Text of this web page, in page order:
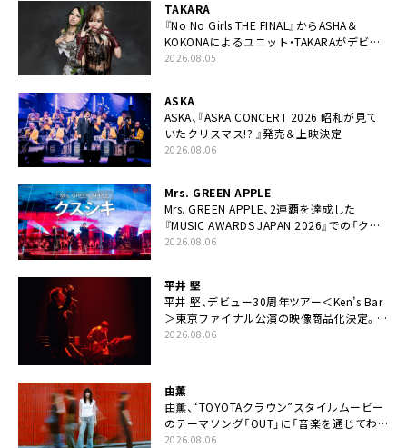
TAKARA
『No No Girls THE FINAL』からASHA＆
KOKONAによるユニット・TAKARAがデビュ
ー
2026.08.05
ASKA
ASKA、『ASKA CONCERT 2026 昭和が見て
いたクリスマス!? 』発売＆上映決定
2026.08.06
Mrs. GREEN APPLE
Mrs. GREEN APPLE、2連覇を達成した
『MUSIC AWARDS JAPAN 2026』での「クス
シキ」ライブパフォーマンスをYouTube公開
2026.08.06
平井 堅
平井 堅、デビュー30周年ツアー＜Ken’s Bar
＞東京ファイナル公演の映像商品化決定。ブ
ックレットには平井堅のメッセージ掲載も
2026.08.06
由薫
由薫、“TOYOTAクラウン”スタイルムービー
のテーマソング「OUT」に「音楽を通じてわ
かりあうということ」
2026.08.06